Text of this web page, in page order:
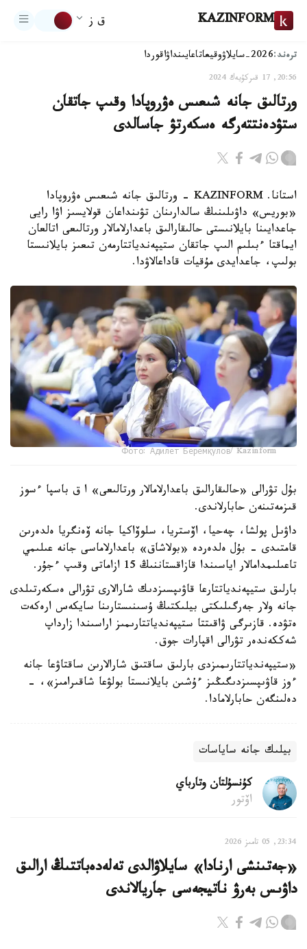
KAZINFORM ق ز
ترەند:2026-سايلاۋ وقيعاتاعايىنداۋاقوردا
20:56, 17 قىركۇيەك 2024
ورتالىق جانە شىعىس ەۋروپادا وقىپ جاتقان
ستۋدەنتتەرگە ەسكەرتۋ جاسالدى
استانا. KAZINFORM - ورتالىق جانە شىعىس ەۋروپادا
«بوريس» داۋىلىنىڭ سالدارىنان تۋىنداعان قولايسىز اۋا رايى
جاعدايىنا بايلانىستى حالىقارالىق باعدارلامالار ورتالىعى اتالعان
ايماقتا ءبىلىم الىپ جاتقان ستيپەندياتتارمەن تىعىز بايلانىستا
بولىپ، جاعدايدى مۇقيات قاداعالاۋدا.
Фото: Адилет Беремқулов/ Kazinform
بۇل تۋرالى «حالىقارالىق باعدارلامالار ورتالىعى» ا ق باسپا ءسوز
قىزمەتىنەن حابارلاندى.
داۋىل پولشا، چەحيا، اۆستريا، سلوۆاكيا جانە ۆەنگريا ەلدەرىن
قامتىدى - بۇل ەلدەردە «بولاشاق» باعدارلاماسى جانە عىلىمي
تاعىلىمدامالار اياسىندا قازاقستاننىڭ 15 ازاماتى وقىپ ءجۇر.
بارلىق ستيپەندياتتارعا قاۋىپسىزدىك شارالارى تۋرالى ەسكەرتىلدى
جانە ولار جەرگىلىكتى بيلىكتىڭ ۇسىنىستارىنا سايكەس ارەكەت
ەتۋدە. قازىرگى ۋاقىتتا ستيپەندياتتارىمىز اراسىندا زارداپ
شەككەندەر تۋرالى اقپارات جوق.
«ستيپەندياتتارىمىزدى بارلىق ساقتىق شارالارىن ساقتاۋعا جانە
ءوز قاۋىپسىزدىگىڭىز ءۇشىن بايلانىستا بولۋعا شاقىرامىز»، -
دەلىنگەن حابارلامادا.
بيلىك جانە ساياسات
كۇنسۇلتان وتارباي
اۆتور
23:34, 05 تامىز 2026
«جەتىنشى ارنادا» سايلاۋالدى تەلەدەباتتىڭ ارالىق
داۋىس بەرۋ ناتيجەسى جاريالاندى